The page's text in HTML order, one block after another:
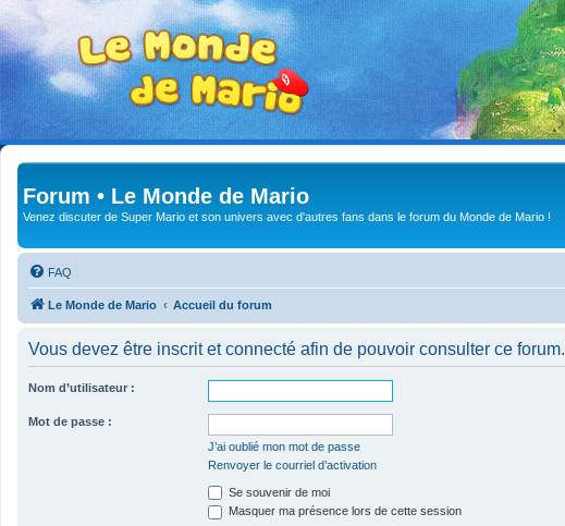
Forum • Le Monde de Mario
Venez discuter de Super Mario et son univers avec d'autres fans dans le forum du Monde de Mario !
FAQ
Le Monde de Mario Accueil du forum
Vous devez être inscrit et connecté afin de pouvoir consulter ce forum.
Nom d’utilisateur :
Mot de passe :
J’ai oublié mon mot de passe
Renvoyer le courriel d’activation
Se souvenir de moi
Masquer ma présence lors de cette session